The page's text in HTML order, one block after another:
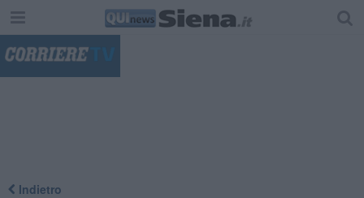
Indietro